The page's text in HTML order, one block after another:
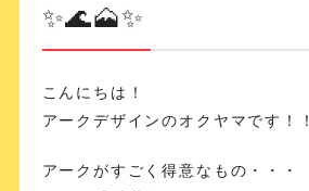
✨🌊🗻✨
こんにちは！
アークデザインのオクヤマです！！
アークがすごく得意なもの・・・